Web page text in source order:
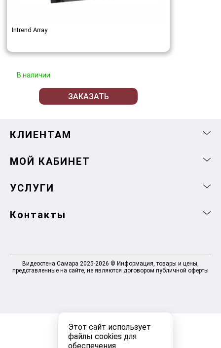
Этот сайт использует
файлы cookies для
обеспечения
Intrend Array
В наличии
ЗАКАЗАТЬ
КЛИЕНТАМ
МОЙ КАБИНЕТ
УСЛУГИ
Контакты
Видеостена Самара 2025-2026 © Информация, товары и цены,
представленные на сайте, не являются договором публичной оферты